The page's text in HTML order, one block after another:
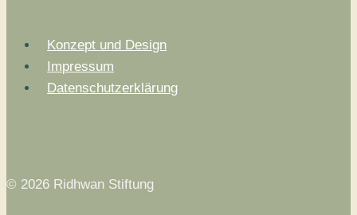
Konzept und Design
Impressum
Datenschutzerklärung
© 2026 Ridhwan Stiftung